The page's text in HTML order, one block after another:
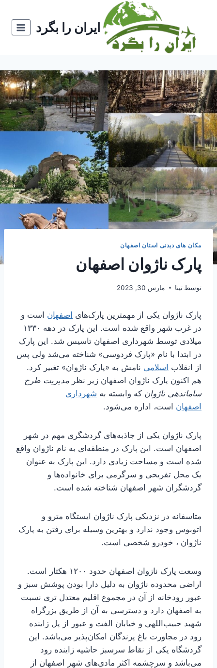
ایران را بگرد
مکان های دیدنی استان اصفهان
پارک ناژوان اصفهان
توسط تینا مارس 30, 2023
پارک ناژوان یکی از مهمترین پارک‌های اصفهان است و
در غرب شهر واقع شده است. این پارک در دهه ۱۳۳۰
میلادی توسط شهرداری اصفهان تاسیس شد. این پارک
در ابتدا با نام «پارک فردوسی» شناخته می‌شد ولی پس
از انقلاب اسلامی نامش به «پارک ناژوان» تغییر کرد.
هم اکنون پارک ناژوان اصفهان زیر نظر مدیریت طرح
ساماندهی ناژوان که وابسته به شهرداری
اصفهان است، اداره می‌شود.
پارک ناژوان یکی از جاذبه‌های گردشگری مهم در شهر
اصفهان است. این پارک در منطقه‌ای به نام ناژوان واقع
شده است و مساحت زیادی دارد. این پارک به عنوان
یک محل تفریحی و سرگرمی برای خانواده‌ها و
گردشگران شهر اصفهان شناخته شده است.
متاسفانه در نزدیکی پارک ناژوان ایستگاه مترو و
اتوبوس وجود ندارد و بهترین وسیله برای رفتن به پارک
ناژوان ، خودرو شخصی است.
وسعت پارک نازوان اصفهان حدود ۱۲۰۰ هکتار است.
اراضی محدوده ناژوان به دلیل دارا بودن پوشش سبز و
عبور رودخانه از آن در مجموع اقلیم معتدل تری نسبت
به اصفهان دارد و دسترسی به آن از طریق بزرگراه
شهید حبیب‌اللهی و خیابان الفت و عبور از پل زاینده
رود در مجاورت باغ پرندگان امکان‌پذیر می‌باشد. این
گردشگاه یکی از نقاط سرسبز حاشیه زاینده رود
می‌باشد و سرچشمه اکثر مادی‌های شهر اصفهان از